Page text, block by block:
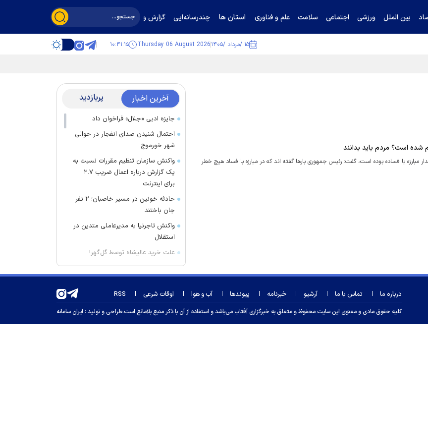
بین الملل ورزشی اجتماعی سلامت علم و فناوری استان ها چندرسانه‌ایی گزارش و گفت‌وگو
۱۵ /مرداد /۱۴۰۵ Thursday 06 August 2026 ۱۰:۴۱:۱۵
شده است؟ مردم باید بدانند
مبارزه با فساده بوده است، گفت: رئیس جمهوری بارها گفته اند که در مبارزه با فساد هیچ خطر
آخرین اخبار پربازدید
جایزه ادبی «جلال» فراخوان داد
احتمال شنیدن صدای انفجار در حوالی
شهر خورموج
واکنش سازمان تنظیم مقررات نسبت به
یک گزارش درباره اعمال ضریب ۲.۷
برای اینترنت
حادثه خونین در مسیر خاصبان؛ ۲ نفر
جان باختند
واکنش تاجرنیا به مدیرعاملی متدین در
استقلال
علت خرید عالیشاه توسط گل‌گهر!
دستگیری ۲۵ نفر در کرمان
هدف قرار دادیم
ابوالقاسم قاسم‌زاده درگذشت
دریادار منصور فلاحی درگذشت
درباره ما تماس با ما آرشیو خبرنامه پیوندها آب و هوا اوقات شرعی RSS
کلیه حقوق مادی و معنوی این سایت محفوظ و متعلق به خبرگزاری آفتاب می‌باشد و استفاده از آن با ذکر منبع بلامانع است.طراحی و تولید : ایران سامانه